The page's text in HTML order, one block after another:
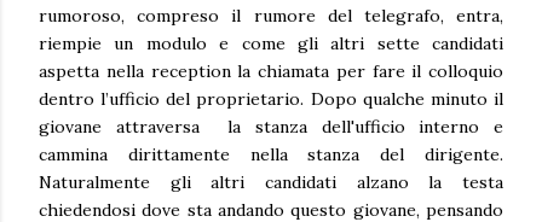
rumoroso, compreso il rumore del telegrafo, entra,
riempie un modulo e come gli altri sette candidati
aspetta nella reception la chiamata per fare il colloquio
dentro l’ufficio del proprietario. Dopo qualche minuto il
giovane attraversa la stanza dell'ufficio interno e
cammina dirittamente nella stanza del dirigente.
Naturalmente gli altri candidati alzano la testa
chiedendosi dove sta andando questo giovane, pensando